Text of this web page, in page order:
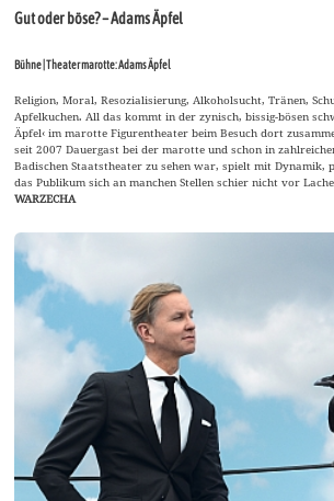
Gut oder böse? – Adams Äpfel
Bühne | Theater marotte: Adams Äpfel
Religion, Moral, Resozialisierung, Alkoholsucht, Tränen,
Apfelkuchen. All das kommt in der zynisch, bissig-bösen
Äpfel‹ im marotte Figurentheater beim Besuch dort
seit 2007 Dauergast bei der marotte und schon in
Badischen Staatstheater zu sehen war, spielt mit Dynamik,
das Publikum sich an manchen Stellen schier nicht vor
WARZECHA